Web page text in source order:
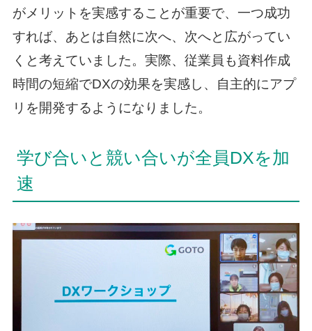
がメリットを実感することが重要で、一つ成功
すれば、あとは自然に次へ、次へと広がってい
くと考えていました。実際、従業員も資料作成
時間の短縮でDXの効果を実感し、自主的にアプ
リを開発するようになりました。
学び合いと競い合いが全員DXを加
速